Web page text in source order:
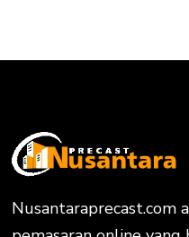
Nusantaraprecast.com